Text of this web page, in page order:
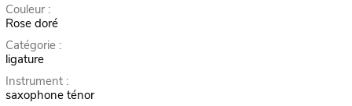
Couleur :
Rose doré
Catégorie :
ligature
Instrument :
saxophone ténor